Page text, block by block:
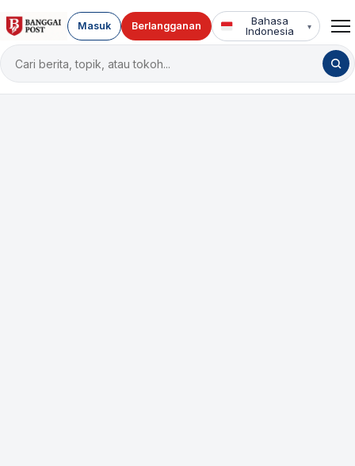
Cari
berita
Masuk Berlangganan
Bahasa
Indonesia
▾